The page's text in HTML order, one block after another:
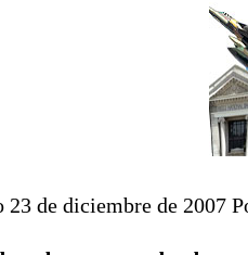
23 de diciembre de 2007